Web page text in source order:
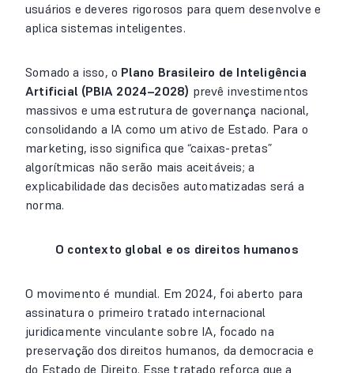
usuários e deveres rigorosos para quem desenvolve e
aplica sistemas inteligentes.
Somado a isso, o Plano Brasileiro de Inteligência
Artificial (PBIA 2024–2028) prevê investimentos
massivos e uma estrutura de governança nacional,
consolidando a IA como um ativo de Estado. Para o
marketing, isso significa que “caixas-pretas”
algorítmicas não serão mais aceitáveis; a
explicabilidade das decisões automatizadas será a
norma.
O contexto global e os direitos humanos
O movimento é mundial. Em 2024, foi aberto para
assinatura o primeiro tratado internacional
juridicamente vinculante sobre IA, focado na
preservação dos direitos humanos, da democracia e
do Estado de Direito. Esse tratado reforça que a